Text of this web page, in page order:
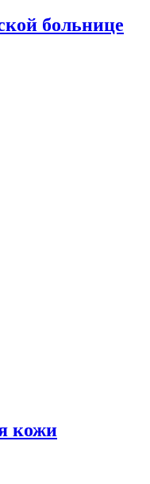
больнице
кожи